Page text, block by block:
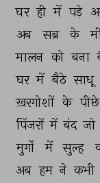
घर ही में पड़े
अब
सब्र के
मालन को बना
घर में बैठे साधू
ख़रगोशों के पीछे
पिंजरों में बंद जो
मुर्गों
में सुल्ह
अब हम ने कभी